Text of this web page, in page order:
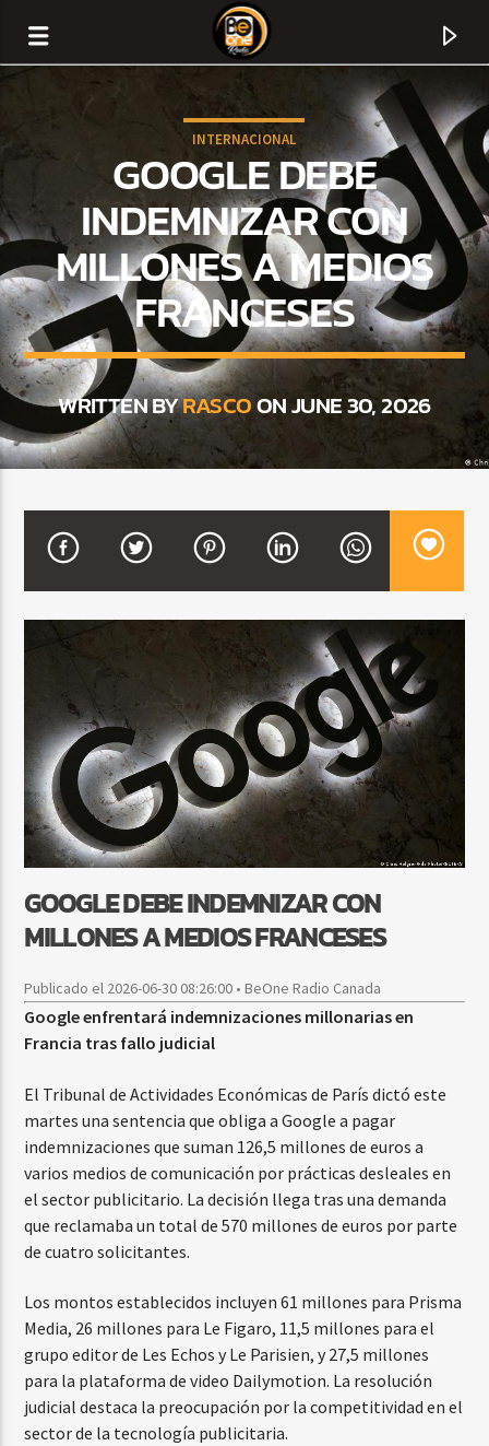
CURRENT TRACK
TITLE
ARTIST
BALADAS ROMÁNTICAS
4:00 AM 6:00 AM
Beone Radio
INTERNACIONAL
GOOGLE DEBE
INDEMNIZAR CON
MILLONES A MEDIOS
FRANCESES
WRITTEN BYRASCOON JUNE 30, 2026
GOOGLE DEBE INDEMNIZAR CON
MILLONES A MEDIOS FRANCESES
Publicado el 2026-06-30 08:26:00 • BeOne Radio Canada
Google enfrentará indemnizaciones millonarias en
Francia tras fallo judicial
El Tribunal de Actividades Económicas de París dictó este
martes una sentencia que obliga a Google a pagar
indemnizaciones que suman 126,5 millones de euros a
varios medios de comunicación por prácticas desleales en
el sector publicitario. La decisión llega tras una demanda
que reclamaba un total de 570 millones de euros por parte
de cuatro solicitantes.
Los montos establecidos incluyen 61 millones para Prisma
Media, 26 millones para Le Figaro, 11,5 millones para el
grupo editor de Les Echos y Le Parisien, y 27,5 millones
para la plataforma de video Dailymotion. La resolución
judicial destaca la preocupación por la competitividad en el
sector de la tecnología publicitaria.